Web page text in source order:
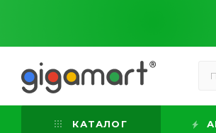
КАТАЛОГ